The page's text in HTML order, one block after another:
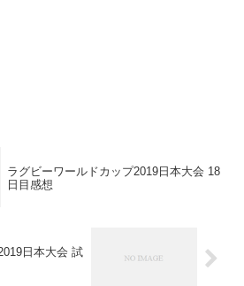
ラグビーワールドカップ2019日本大会 18
日目感想
日本大会 試